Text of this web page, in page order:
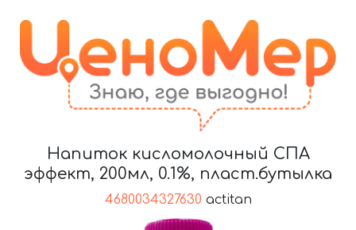
Напиток кисломолочный СПА
эффект, 200мл, 0.1%, пласт.бутылка
4680034327630 actitan